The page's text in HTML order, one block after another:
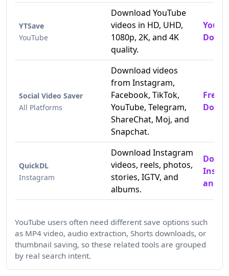
YTSave
YouTube
Download YouTube
videos in HD, UHD,
1080p, 2K, and 4K
quality.
Social Video Saver
All Platforms
Download videos
from Instagram,
Facebook, TikTok,
YouTube, Telegram,
ShareChat, Moj, and
Snapchat.
Free
QuickDL
Instagram
Download Instagram
videos, reels, photos,
stories, IGTV, and
albums.
and
YouTube users often need different save options such
as MP4 video, audio extraction, Shorts downloads, or
thumbnail saving, so these related tools are grouped
by real search intent.